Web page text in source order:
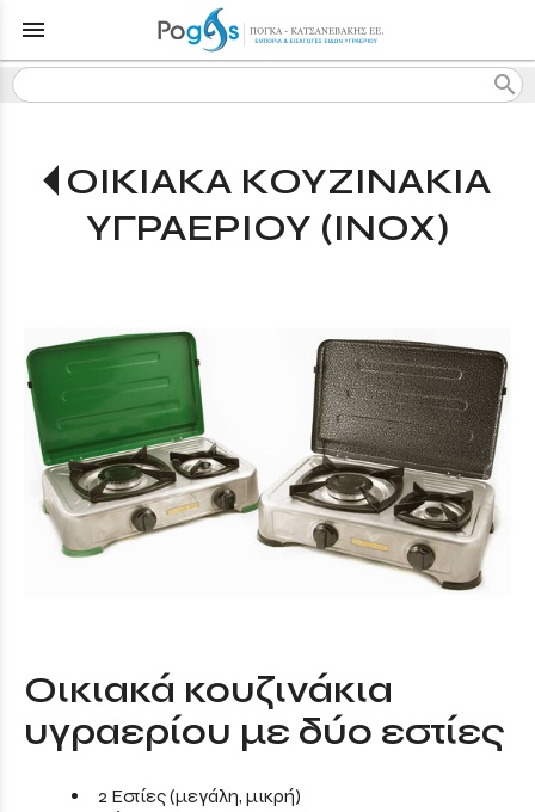
menu
search
ΟΙΚΙΑΚΑ ΚΟΥΖΙΝΑΚΙΑ
ΥΓΡΑΕΡΙΟΥ (INOX)
Οικιακά κουζινάκια
υγραερίου με δύο εστίες
2 Εστίες (μεγάλη, μικρή)